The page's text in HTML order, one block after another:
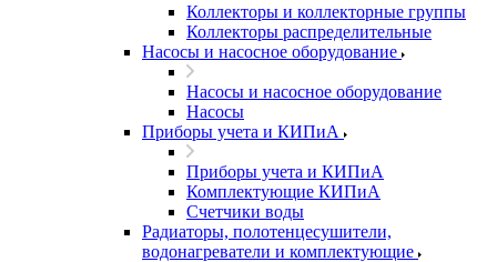
Коллекторы и коллекторные группы
Коллекторы распределительные
Насосы и насосное оборудование
Насосы и насосное оборудование
Насосы
Приборы учета и КИПиА
Приборы учета и КИПиА
Комплектующие КИПиА
Счетчики воды
Радиаторы, полотенцесушители,
водонагреватели и комплектующие